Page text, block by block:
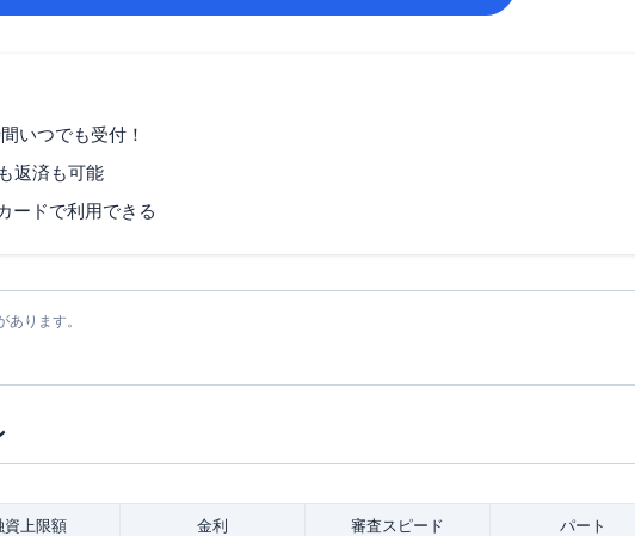
いつでも受付！
返済も可能
ードで利用できる
ります。
資上限額 金利 審査スピード パート